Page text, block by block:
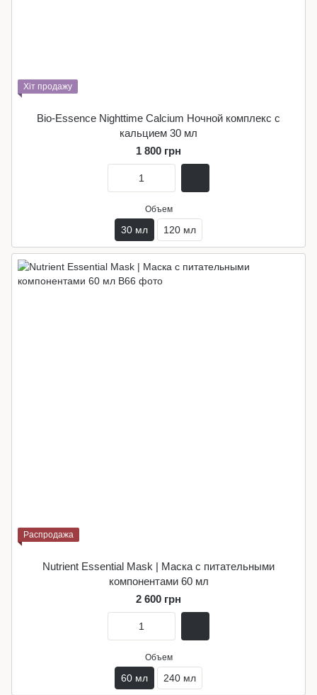
Хіт продажу
Bio-Essence Nighttime Calcium Ночной комплекс с
кальцием 30 мл
1 800 грн
Объем
30 мл 120 мл
Распродажа
Nutrient Essential Mask | Маска с питательными
компонентами 60 мл
2 600 грн
Объем
60 мл 240 мл